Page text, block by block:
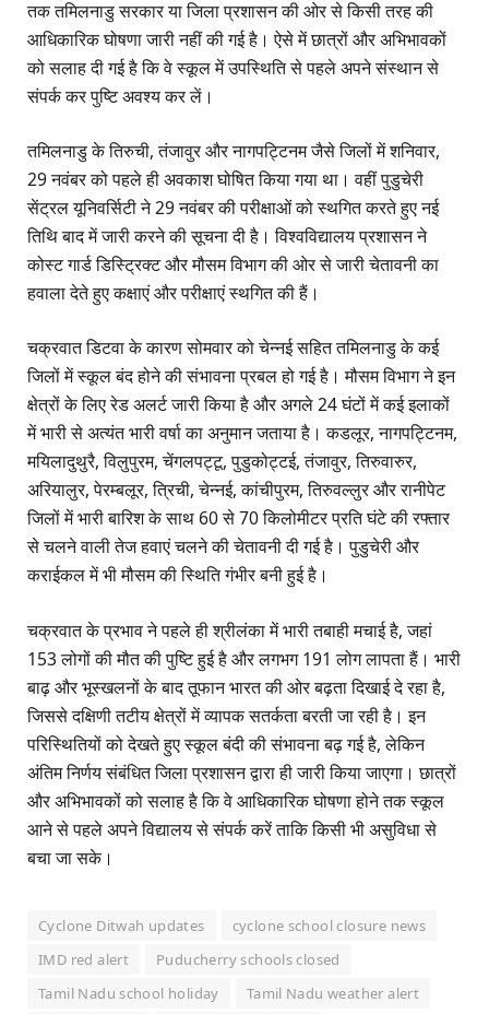
तक तमिलनाडु सरकार या जिला प्रशासन की ओर से किसी तरह की
आधिकारिक घोषणा जारी नहीं की गई है। ऐसे में छात्रों और अभिभावकों
को सलाह दी गई है कि वे स्कूल में उपस्थिति से पहले अपने संस्थान से
संपर्क कर पुष्टि अवश्य कर लें।
तमिलनाडु के तिरुची, तंजावुर और नागपट्टिनम जैसे जिलों में शनिवार,
29 नवंबर को पहले ही अवकाश घोषित किया गया था। वहीं पुडुचेरी
सेंट्रल यूनिवर्सिटी ने 29 नवंबर की परीक्षाओं को स्थगित करते हुए नई
तिथि बाद में जारी करने की सूचना दी है। विश्वविद्यालय प्रशासन ने
कोस्ट गार्ड डिस्ट्रिक्ट और मौसम विभाग की ओर से जारी चेतावनी का
हवाला देते हुए कक्षाएं और परीक्षाएं स्थगित की हैं।
चक्रवात डिटवा के कारण सोमवार को चेन्नई सहित तमिलनाडु के कई
जिलों में स्कूल बंद होने की संभावना प्रबल हो गई है। मौसम विभाग ने इन
क्षेत्रों के लिए रेड अलर्ट जारी किया है और अगले 24 घंटों में कई इलाकों
में भारी से अत्यंत भारी वर्षा का अनुमान जताया है। कडलूर, नागपट्टिनम,
मयिलादुथुरै, विलुपुरम, चेंगलपट्टू, पुडुकोट्टई, तंजावुर, तिरुवारुर,
अरियालुर, पेरम्बलूर, त्रिची, चेन्नई, कांचीपुरम, तिरुवल्लुर और रानीपेट
जिलों में भारी बारिश के साथ 60 से 70 किलोमीटर प्रति घंटे की रफ्तार
से चलने वाली तेज हवाएं चलने की चेतावनी दी गई है। पुडुचेरी और
कराईकल में भी मौसम की स्थिति गंभीर बनी हुई है।
चक्रवात के प्रभाव ने पहले ही श्रीलंका में भारी तबाही मचाई है, जहां
153 लोगों की मौत की पुष्टि हुई है और लगभग 191 लोग लापता हैं। भारी
बाढ़ और भूस्खलनों के बाद तूफान भारत की ओर बढ़ता दिखाई दे रहा है,
जिससे दक्षिणी तटीय क्षेत्रों में व्यापक सतर्कता बरती जा रही है। इन
परिस्थितियों को देखते हुए स्कूल बंदी की संभावना बढ़ गई है, लेकिन
अंतिम निर्णय संबंधित जिला प्रशासन द्वारा ही जारी किया जाएगा। छात्रों
और अभिभावकों को सलाह है कि वे आधिकारिक घोषणा होने तक स्कूल
आने से पहले अपने विद्यालय से संपर्क करें ताकि किसी भी असुविधा से
बचा जा सके।
Cyclone Ditwah updates
cyclone school closure news
IMD red alert
Puducherry schools closed
Tamil Nadu school holiday
Tamil Nadu weather alert